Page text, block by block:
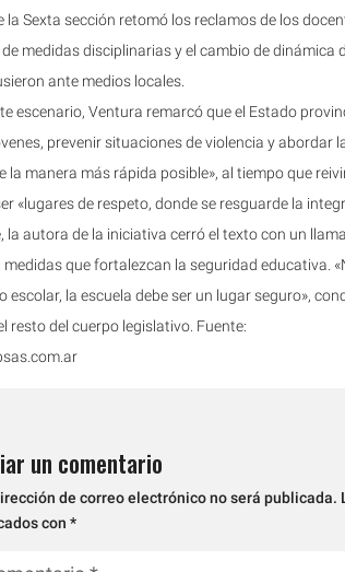
la Sexta sección retomó los reclamos de los
medidas disciplinarias y el cambio de dinámica
ante medios locales.
escenario, Ventura remarcó que el Estado
prevenir situaciones de violencia y abordar
la manera más rápida posible», al tiempo que
«lugares de respeto, donde se resguarde la
la autora de la iniciativa cerró el texto con un
que fortalezcan la seguridad educativa.
escolar, la escuela debe ser un lugar seguro»,
resto del cuerpo legislativo. Fuente:
un comentario
de correo electrónico no será publicada.
con *